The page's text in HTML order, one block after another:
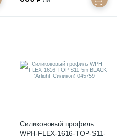
Силиконовый профиль
WPH-FLEX-1616-TOP-S11-